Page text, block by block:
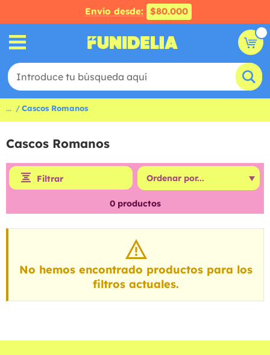
Envío desde: $80.000
... Cascos Romanos
Cascos Romanos
Filtrar
0productos
No hemos encontrado productos para los
filtros actuales.